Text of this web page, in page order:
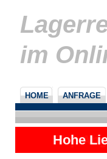
im
HOME ANFRAGE
Hohe